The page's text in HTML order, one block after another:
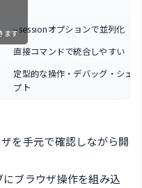
–sessionオプションで並列化
直接コマンドで統合しやすい
定型的な操作・デバッグ・シェ
プト
ます
を手元で確認しながら開
ブラウザ操作を組み込